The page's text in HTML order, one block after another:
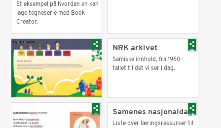
Et eksempel på hvordan en kan
lage tegneserie med Book
Creator.
NRK arkivet
Samiske innhold, fra 1960-
tallet til det vi ser i dag.
Samenes nasjonaldag
Liste over læringsressurser til